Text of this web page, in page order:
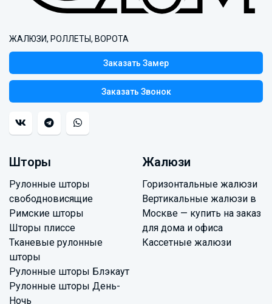
ЖАЛЮЗИ, РОЛЛЕТЫ, ВОРОТА
Заказать Замер
Заказать Звонок
Шторы
Рулонные шторы
свободновисящие
Римские шторы
Шторы плиссе
Тканевые рулонные
шторы
Рулонные шторы Блэкаут
Рулонные шторы День-
Ночь
Жалюзи
Горизонтальные жалюзи
Вертикальные жалюзи в
Москве — купить на заказ
для дома и офиса
Кассетные жалюзи